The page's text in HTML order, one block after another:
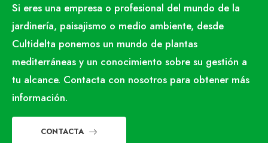
Si eres una empresa o profesional del mundo de la
jardinería, paisajismo o medio ambiente, desde
Cultidelta ponemos un mundo de plantas
mediterráneas y un conocimiento sobre su gestión a
tu alcance. Contacta con nosotros para obtener más
información.
CONTACTA